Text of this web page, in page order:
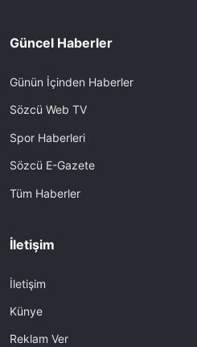
Güncel Haberler
Günün İçinden Haberler
Sözcü Web TV
Spor Haberleri
Sözcü E-Gazete
Tüm Haberler
İletişim
İletişim
Künye
Reklam Ver